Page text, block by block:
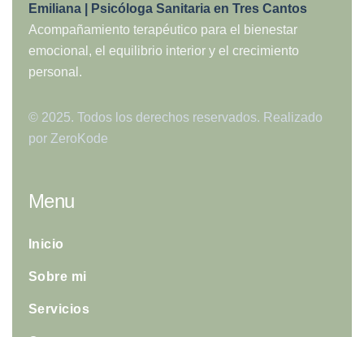
Emiliana | Psicóloga Sanitaria en Tres Cantos
Acompañamiento terapéutico para el bienestar
emocional, el equilibrio interior y el crecimiento
personal.
© 2025. Todos los derechos reservados. Realizado
por ZeroKode
Menu
Inicio
Sobre mi
Servicios